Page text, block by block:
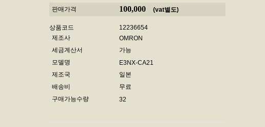
판매가격 100,000 (vat별도)
상품코드
12236654
제조사
OMRON
세금계산서
가능
모델명
E3NX-CA21
제조국
일본
배송비
무료
구매가능수량
32